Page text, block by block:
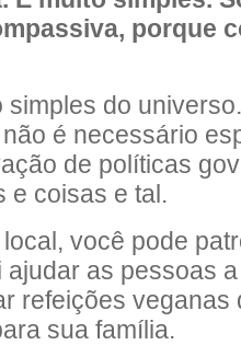
porque
simples do
é necessário
de políticas
e coisas e tal.
você pode
ajudar as pessoas
refeições veganas
sua família.